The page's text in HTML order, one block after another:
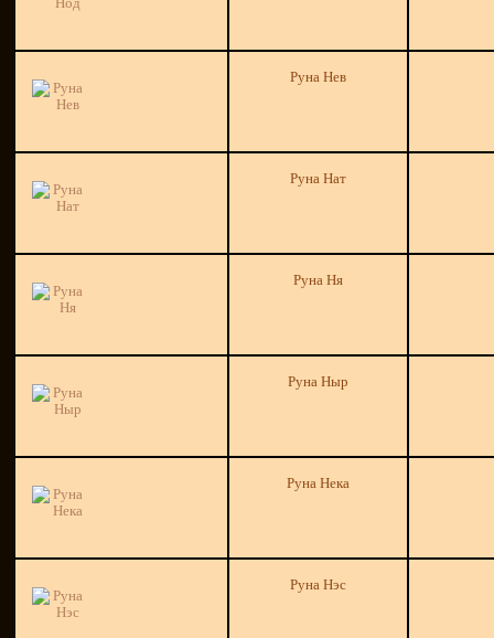
Руна Нев
Руна Нат
Руна Ня
Руна Ныр
Руна Нека
Руна Нэс